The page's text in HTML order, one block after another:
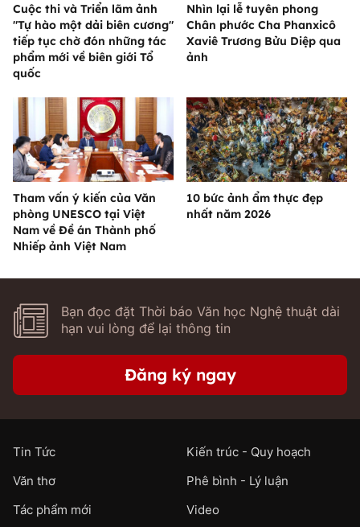
Cuộc thi và Triển lãm ảnh
"Tự hào một dải biên cương"
tiếp tục chờ đón những tác
phẩm mới về biên giới Tổ
quốc
Nhìn lại lễ tuyên phong
Chân phước Cha Phanxicô
Xaviê Trương Bửu Diệp qua
ảnh
Tham vấn ý kiến của Văn
phòng UNESCO tại Việt
Nam về Đề án Thành phố
Nhiếp ảnh Việt Nam
10 bức ảnh ẩm thực đẹp
nhất năm 2026
Bạn đọc đặt Thời báo Văn học Nghệ thuật dài
hạn vui lòng để lại thông tin
Đăng ký ngay
Tin Tức
Kiến trúc - Quy hoạch
Văn thơ
Phê bình - Lý luận
Tác phẩm mới
Video